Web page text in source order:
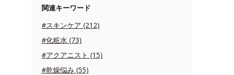
関連キーワード
#スキンケア (212)
#化粧水 (73)
#アクアニスト (15)
#乾燥悩み (55)